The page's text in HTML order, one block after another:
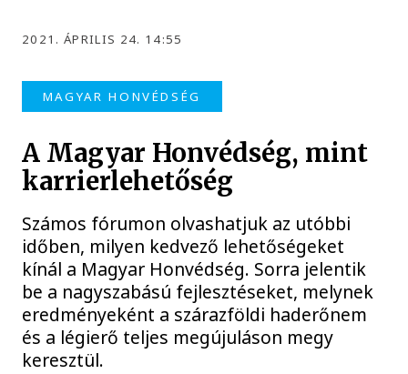
2021. ÁPRILIS 24. 14:55
MAGYAR HONVÉDSÉG
A Magyar Honvédség, mint
karrierlehetőség
Számos fórumon olvashatjuk az utóbbi
időben, milyen kedvező lehetőségeket
kínál a Magyar Honvédség. Sorra jelentik
be a nagyszabású fejlesztéseket, melynek
eredményeként a szárazföldi haderőnem
és a légierő teljes megújuláson megy
keresztül.